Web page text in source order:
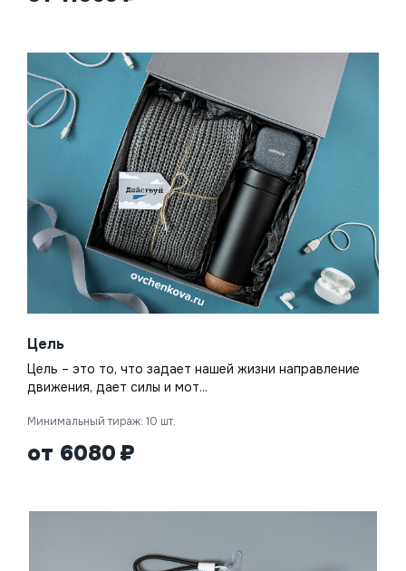
Цель
Цель – это то, что задает нашей жизни направление
движения, дает силы и мот...
Минимальный тираж: 10 шт.
от 6080